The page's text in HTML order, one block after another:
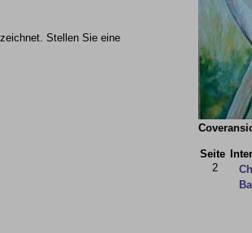
Stellen Sie eine
Seite
2